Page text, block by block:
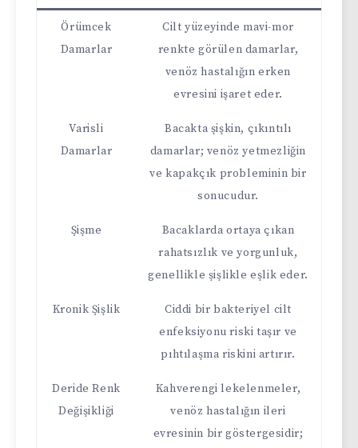
Örümcek
Damarlar
Cilt yüzeyinde mavi-mor
renkte görülen damarlar,
venöz hastalığın erken
evresini işaret eder.
Varisli
Damarlar
Bacakta şişkin, çıkıntılı
damarlar; venöz yetmezliğin
ve kapakçık probleminin bir
sonucudur.
Şişme
Bacaklarda ortaya çıkan
rahatsızlık ve yorgunluk,
genellikle şişlikle eşlik eder.
Kronik Şişlik
Ciddi bir bakteriyel cilt
enfeksiyonu riski taşır ve
pıhtılaşma riskini artırır.
Deride Renk
Değişikliği
Kahverengi lekelenmeler,
venöz hastalığın ileri
evresinin bir göstergesidir;